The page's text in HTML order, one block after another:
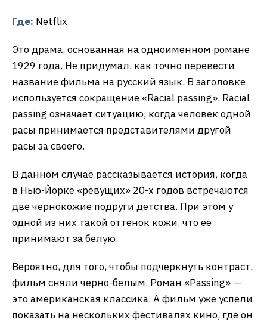
Где: Netflix
Это драма, основанная на одноименном романе
1929 года. Не придумал, как точно перевести
название фильма на русский язык. В заголовке
используется сокращение «Racial passing». Racial
passing означает ситуацию, когда человек одной
расы принимается представителями другой
расы за своего.
В данном случае рассказывается история, когда
в Нью-Йорке «ревущих» 20-х годов встречаются
две чернокожие подруги детства. При этом у
одной из них такой оттенок кожи, что её
принимают за белую.
Вероятно, для того, чтобы подчеркнуть контраст,
фильм сняли черно-белым. Роман «Passing» —
это американская классика. А фильм уже успели
показать на нескольких фестивалях кино, где он